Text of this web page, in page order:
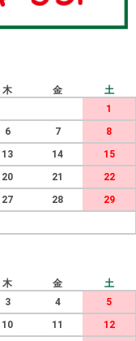
木 金
土
1
6 7
8
13 14
15
20 21
22
27 28
29
木 金
土
3 4
5
10 11
12